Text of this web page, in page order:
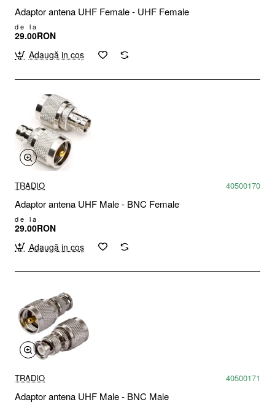
Adaptor antena UHF Female - UHF Female
de la
29.00RON
Adaugă in coş
TRADIO 40500170
Adaptor antena UHF Male - BNC Female
de la
29.00RON
Adaugă in coş
TRADIO 40500171
Adaptor antena UHF Male - BNC Male